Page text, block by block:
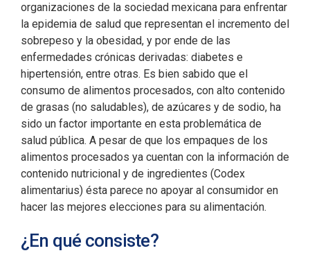
organizaciones de la sociedad mexicana para enfrentar
la epidemia de salud que representan el incremento del
sobrepeso y la obesidad, y por ende de las
enfermedades crónicas derivadas: diabetes e
hipertensión, entre otras. Es bien sabido que el
consumo de alimentos procesados, con alto contenido
de grasas (no saludables), de azúcares y de sodio, ha
sido un factor importante en esta problemática de
salud pública. A pesar de que los empaques de los
alimentos procesados ya cuentan con la información de
contenido nutricional y de ingredientes (Codex
alimentarius) ésta parece no apoyar al consumidor en
hacer las mejores elecciones para su alimentación.
¿En qué consiste?